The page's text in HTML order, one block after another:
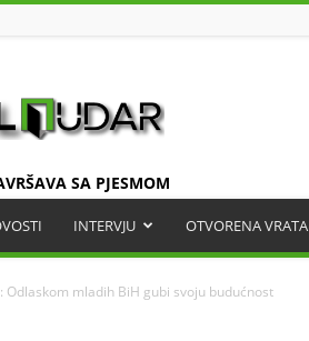
SA PJESMOM
INTERVJU OTVORENA VRATA
Odlaskom mladih BiH gubi svoju budućnost